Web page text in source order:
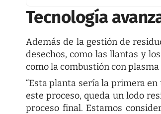
Tecnología
Además de la gestión de
desechos, como las llantas y
como la combustión con
“Esta planta sería la primera
este proceso, queda un lodo
proceso final. Estamos